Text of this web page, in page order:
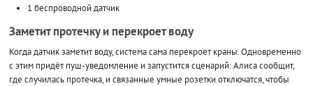
1 беспроводной датчик
Заметит протечку и перекроет воду
Когда датчик заметит воду, система сама перекроет краны. Одновременно
с этим придёт пуш-уведомление и запустится сценарий: Алиса сообщит,
где случилась протечка, и связанные умные розетки отключатся, чтобы